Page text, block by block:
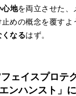
心地を両立させた、
めの概念を覆すよ
なるはず。
フェイスプロテ
エンハンスト」に